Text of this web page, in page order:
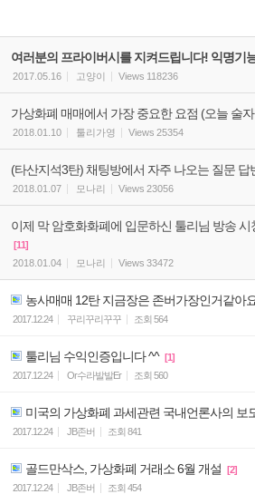
여러분의 프라이버시를 지켜드립니다! 익명기
2017.05.16 고양이 Views 118236
가상화폐 매매에서 가장 중요한 요점 (오늘 술
2018.01.10
툴리가영 Views 25354
(타산지석3탄) 채팅방에서 자주 나오는 질문 답
2018.01.07
모나리 Views 23056
이제 막 암호화화폐에 입문하신 툴리님 방송 시
[11]
2018.01.04
모나리 Views 33472
농사매매 12탄 지금장은 존버가장인거같아
2017.12.24
꾸리꾸리꾸꾸 조회 564
툴리님 수익인증입니다 ^^ [1]
2017.12.24
Or수라발발Er 조회 560
미국의 가상화폐 과세관련 국내언론사의 보
2017.12.24
JB존버 조회 841
골드만삭스, 가상화폐 거래소 6월 개설 [2]
2017.12.24
JB존버 조회 454